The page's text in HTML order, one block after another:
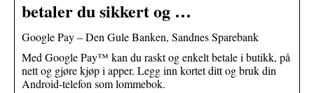
betaler du sikkert og …
Google Pay – Den Gule Banken, Sandnes Sparebank
Med Google Pay™ kan du raskt og enkelt betale i butikk, på
nett og gjøre kjøp i apper. Legg inn kortet ditt og bruk din
Android-telefon som lommebok.